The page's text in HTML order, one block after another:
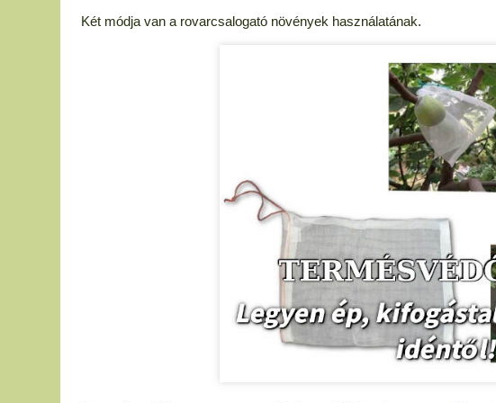
Két módja van a rovarcsalogató növények használatának.